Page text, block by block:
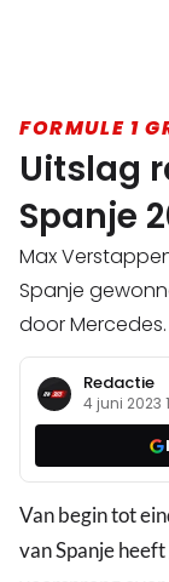
FORMULE 1
Uitslag
Spanje
Max
Spanje
door Mercedes.
Redactie
4 juni 2023
Van begin tot
van Spanje